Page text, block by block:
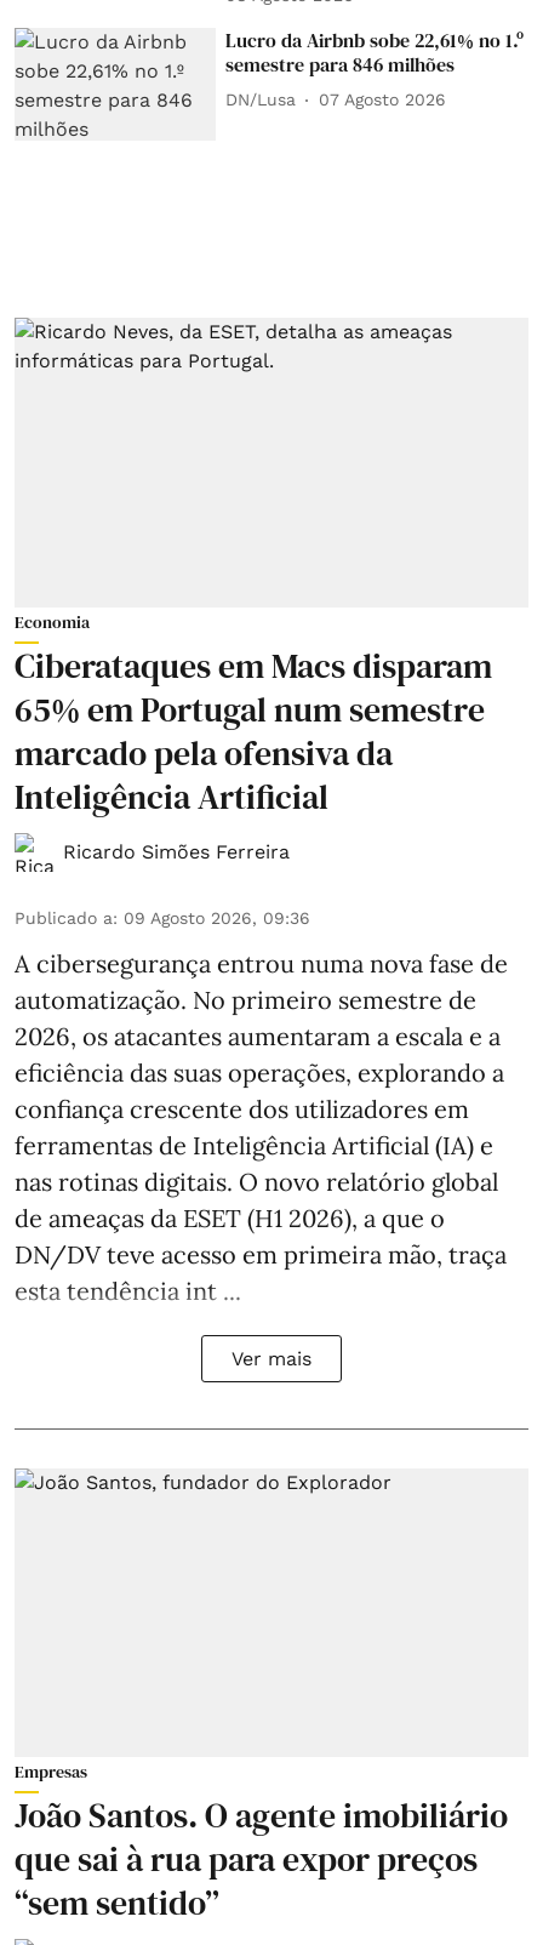
Lucro da Airbnb sobe 22,61% no 1.º
semestre para 846 milhões
DN/Lusa 07 Agosto 2026
Economia
Ciberataques em Macs disparam
65% em Portugal num semestre
marcado pela ofensiva da
Inteligência Artificial
Ricardo Simões Ferreira
Publicado a: 09 Agosto 2026, 09:36
A cibersegurança entrou numa nova fase de
automatização. No primeiro semestre de
2026, os atacantes aumentaram a escala e a
eficiência das suas operações, explorando a
confiança crescente dos utilizadores em
ferramentas de Inteligência Artificial (IA) e
nas rotinas digitais. O novo relatório global
de ameaças da ESET (H1 2026), a que o
DN/DV teve acesso em primeira mão, traça
esta tendência int ...
Ver mais
Empresas
João Santos. O agente imobiliário
que sai à rua para expor preços
“sem sentido”